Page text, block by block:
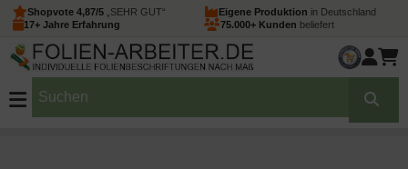
Shopvote 4,87/5 „SEHR GUT“ Eigene Produktion in Deutschland
17+ Jahre Erfahrung
75.000+ Kunden beliefert